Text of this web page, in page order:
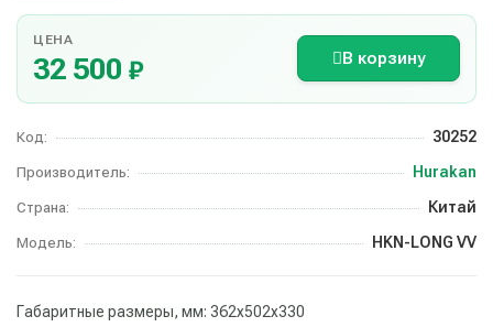
ЦЕНА
32 500₽ В корзину
Код: 30252
Производитель: Hurakan
Страна: Китай
Модель: HKN-LONG VV
Габаритные размеры, мм: 362x502x330